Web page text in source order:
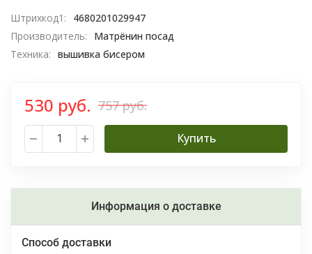
Штрихкод1:
4680201029947
Производитель:
Матрёнин посад
Техника: вышивка бисером
530 руб. 757 руб.
Купить
Информация о доставке
Способ доставки